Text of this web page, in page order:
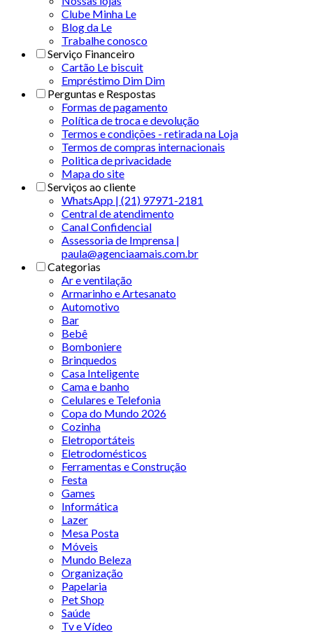
Clube Minha Le
Blog da Le
Trabalhe conosco
Serviço Financeiro
Cartão Le biscuit
Empréstimo Dim Dim
Perguntas e Respostas
Formas de pagamento
Política de troca e devolução
Termos e condições - retirada na Loja
Termos de compras internacionais
Politica de privacidade
Mapa do site
Serviços ao cliente
WhatsApp | (21) 97971-2181
Central de atendimento
Canal Confidencial
Assessoria de Imprensa |
paula@agenciaamais.com.br
Categorias
Ar e ventilação
Armarinho e Artesanato
Automotivo
Bar
Bebê
Bomboniere
Brinquedos
Casa Inteligente
Cama e banho
Celulares e Telefonia
Copa do Mundo 2026
Cozinha
Eletroportáteis
Eletrodomésticos
Ferramentas e Construção
Festa
Games
Informática
Lazer
Mesa Posta
Móveis
Mundo Beleza
Organização
Papelaria
Pet Shop
Saúde
Tv e Vídeo